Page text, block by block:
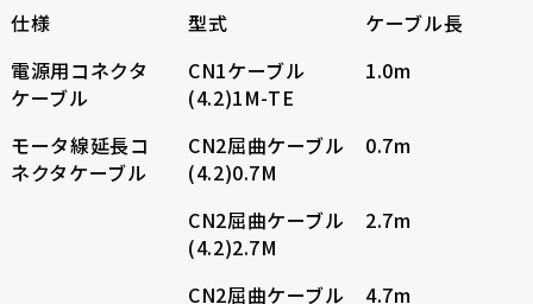
仕様
型式
ケーブル長
電源用コネクタ
ケーブル
CN1ケーブル
(4.2)1M-TE
1.0m
モータ線延長コ
ネクタケーブル
CN2屈曲ケーブル
(4.2)0.7M
0.7m
CN2屈曲ケーブル
(4.2)2.7M
2.7m
CN2屈曲ケーブル 4.7m